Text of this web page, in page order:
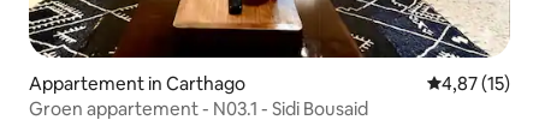
Appartement in Carthago Gemiddelde
4,87 (15)
Groen appartement - N03.1 - Sidi Bousaid